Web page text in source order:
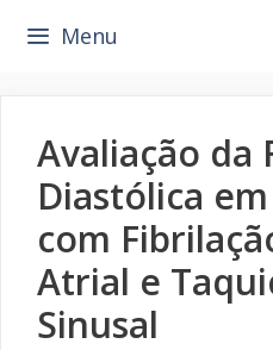
para
Menu
Avaliação da
Diastólica
com
Atrial e
Sinusal